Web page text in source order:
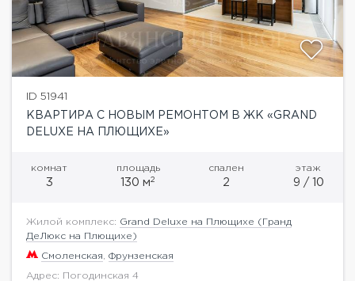
ID 51941
КВАРТИРА С НОВЫМ РЕМОНТОМ В ЖК «GRAND
DELUXE НА ПЛЮЩИХЕ»
комнат
3
площадь
130 м2
спален
2
этаж
9 / 10
Жилой комплекс: Grand Deluxe на Плющихе (Гранд
ДеЛюкс на Плющихе)
Смоленская Фрунзенская
Адрес: Погодинская 4